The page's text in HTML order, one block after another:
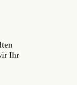
Ihr